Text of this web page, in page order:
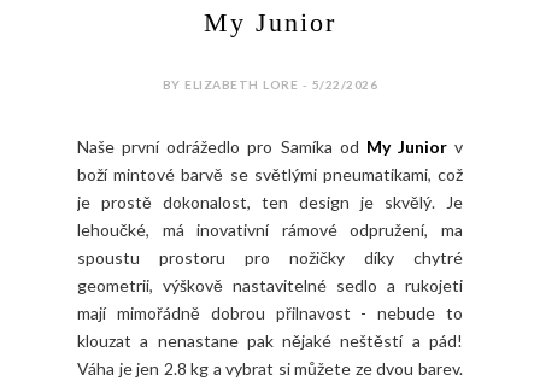
My Junior
BY ELIZABETH LORE - 5/22/2026
Naše první odrážedlo pro Samíka od My Juniorv
boží mintové barvě se světlými pneumatikami, což
je prostě dokonalost, ten design je skvělý. Je
lehoučké, má inovativní rámové odpružení, ma
spoustu prostoru pro nožičky díky chytré
geometrii, výškově nastavitelné sedlo a rukojeti
mají mimořádně dobrou přilnavost - nebude to
klouzat a nenastane pak nějaké neštěstí a pád!
Váha je jen 2.8 kg a vybrat si můžete ze dvou barev.